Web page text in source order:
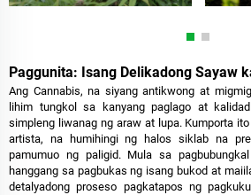
Paggunita: Isang Delikadong Sayaw
Ang Cannabis, na siyang antikwong at
lihim tungkol sa kanyang paglago at
simpleng liwanag ng araw at lupa. Kumporta
artista, na humihingi ng halos siklab na
pamumuo ng paligid. Mula sa
hanggang sa pagbukas ng isang bukod at
detalyadong proseso pagkatapos ng